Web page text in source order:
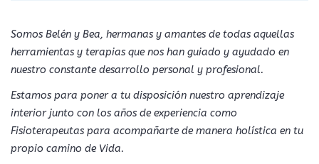
Somos Belén y Bea, hermanas y amantes de todas aquellas
herramientas y terapias que nos han guiado y ayudado en
nuestro constante desarrollo personal y profesional.
Estamos para poner a tu disposición nuestro aprendizaje
interior junto con los años de experiencia como
Fisioterapeutas para acompañarte de manera holística en tu
propio camino de Vida.